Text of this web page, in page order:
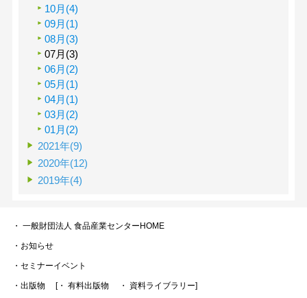
10月(4)
09月(1)
08月(3)
07月(3)
06月(2)
05月(1)
04月(1)
03月(2)
01月(2)
2021年(9)
2020年(12)
2019年(4)
・ 一般財団法人 食品産業センターHOME
・お知らせ
・セミナーイベント
・出版物 [・ 有料出版物 ・ 資料ライブラリー]